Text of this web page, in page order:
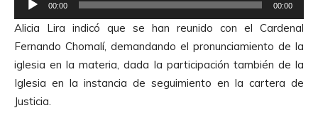
o
e
p
r
o
d
u
00:00 00:00
Alicia Lira indicó que se han reunido con el Cardenal
Fernando Chomalí, demandando el pronunciamiento de la
iglesia en la materia, dada la participación también de la
Iglesia en la instancia de seguimiento en la cartera de
Justicia.